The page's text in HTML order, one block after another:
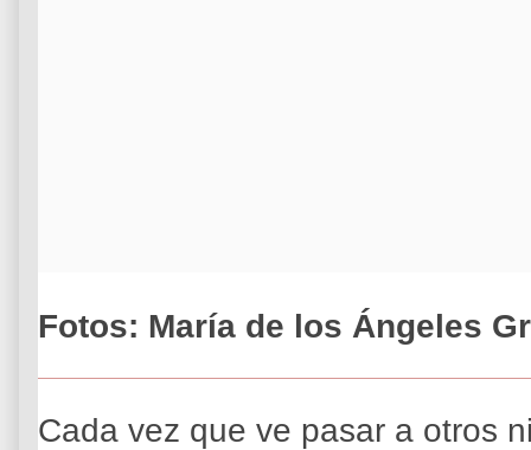
Fotos: María de los Ángeles
Cada vez que ve pasar a otros